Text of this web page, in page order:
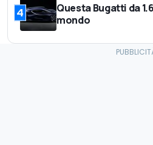
4
Questa Bugatti da
mondo